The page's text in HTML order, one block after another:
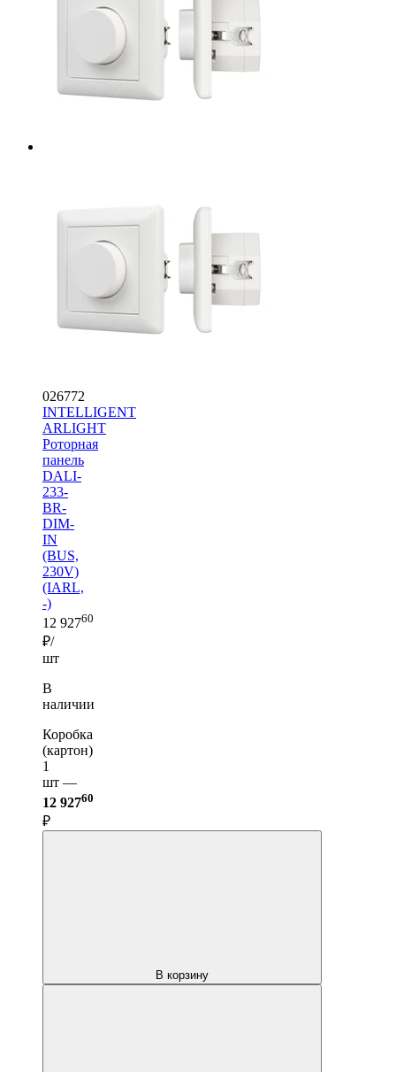
026772
INTELLIGENT
ARLIGHT
Роторная
панель
DALI-
233-
BR-
DIM-
IN
(BUS,
230V)
(IARL,
-)
12 92760
₽/
шт
В
наличии
Коробка
(картон)
1
шт —
12 92760
₽
В корзину